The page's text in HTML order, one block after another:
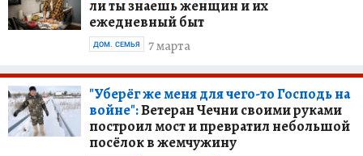
ли ты знаешь женщин и их
ежедневный быт
7 марта
ДОМ. СЕМЬЯ
"Уберёг же меня для чего-то Господь на
войне":Ветеран Чечни своими руками
построил мост и превратил небольшой
посёлок в жемчужину